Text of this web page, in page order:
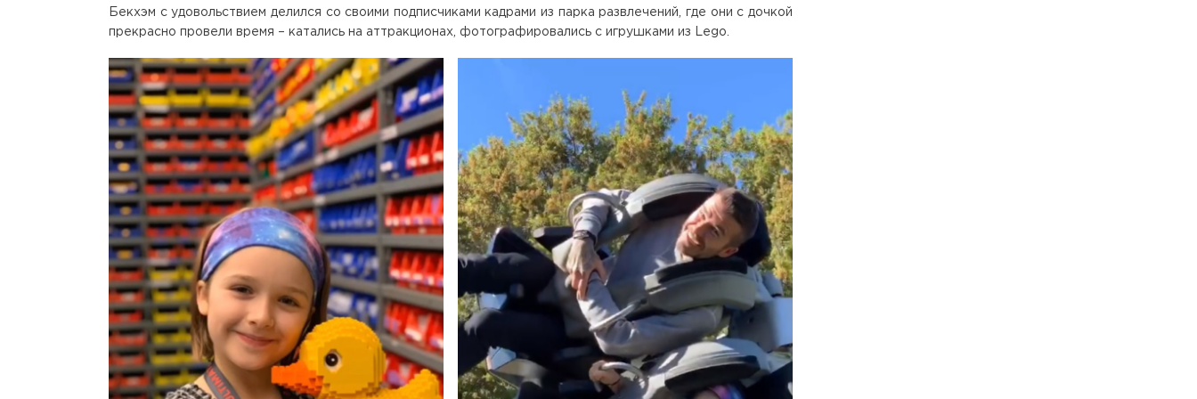
Бекхэм с удовольствием делился со своими подписчиками кадрами из парка развлечений, где они с дочкой
прекрасно провели время – катались на аттракционах, фотографировались с игрушками из Lego.